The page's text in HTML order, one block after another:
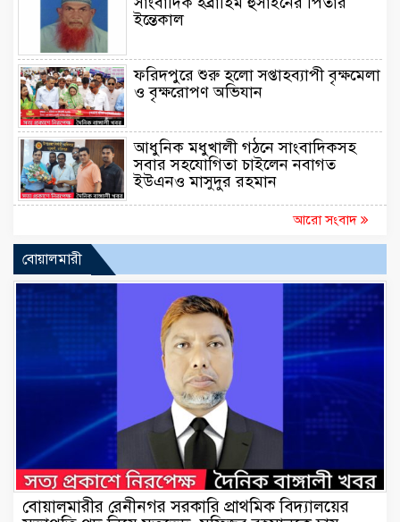
ইন্তেকাল
ফরিদপুরে শুরু হলো সপ্তাহব্যাপী বৃক্ষমেলা
ও বৃক্ষরোপণ অভিযান
আধুনিক মধুখালী গঠনে সাংবাদিকসহ
সবার সহযোগিতা চাইলেন নবাগত
ইউএনও মাসুদুর রহমান
আরো সংবাদ
বোয়ালমারী
বোয়ালমারীর রেনীনগর সরকারি প্রাথমিক বিদ্যালয়ের